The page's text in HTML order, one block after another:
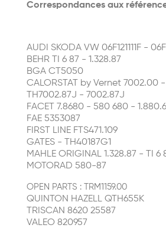
Correspondances aux
AUDI SKODA VW 06F121111F - 06F
BEHR TI 6 87 - 1.328.87
BGA CT5050
CALORSTAT by Vernet 7002.00
TH7002.87J - 7002.87J
FACET 7.8680 - 580 680 -
FAE 5353087
FIRST LINE FTS471.109
GATES - TH40187G1
MAHLE ORIGINAL 1.328.87 - TI 6
MOTORAD 580-87
OPEN PARTS : TRM1159.00
QUINTON HAZELL QTH655K
TRISCAN 8620 25587
VALEO 820957